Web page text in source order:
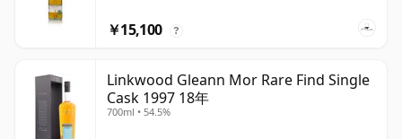
￥15,100 ?
Linkwood Gleann Mor Rare Find Single
Cask 1997 18年
700ml • 54.5%